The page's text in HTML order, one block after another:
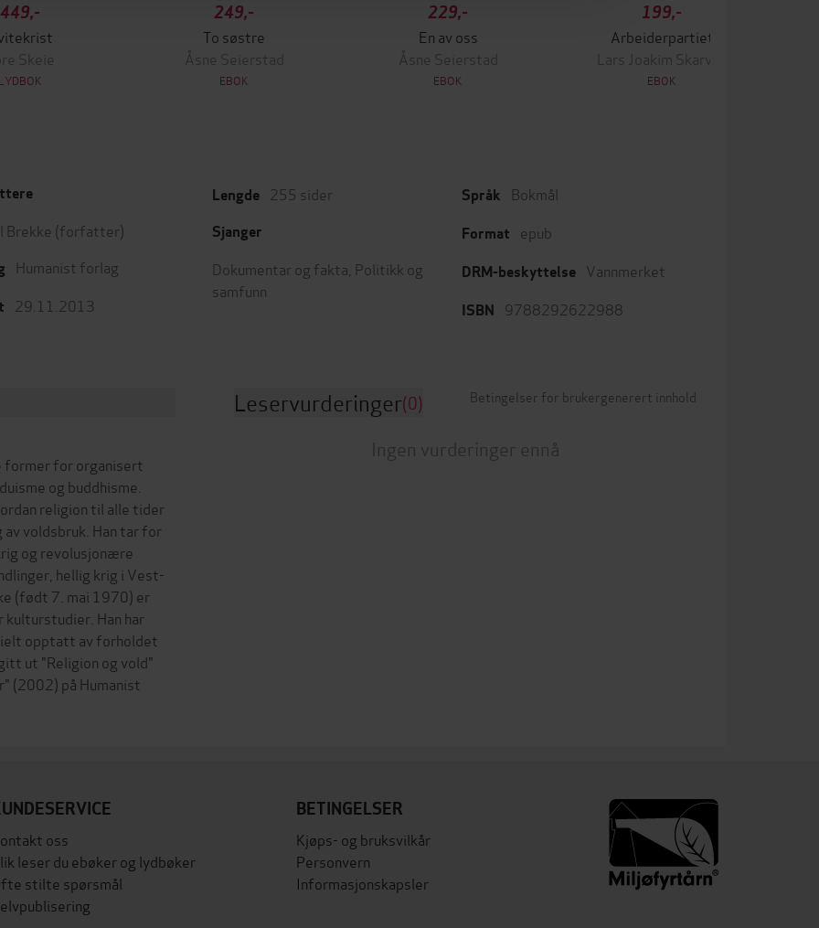
449,-
Skeie
LYDBOK
249,-
To søstre
Åsne Seierstad
EBOK
229,-
En av oss
Åsne Seierstad
EBOK
199,-
Arbeiderpartiet
Lars Joakim Skarvøy
EBOK
Brekke (forfatter)
Humanist forlag
29.11.2013
Lengde 255 sider
Sjanger
Dokumentar og fakta Politikk og
samfunn
Språk Bokmål
Format epub
DRM-beskyttelse Vannmerket
ISBN 9788292622988
former for organisert
og buddhisme.
religion til alle tider
voldsbruk. Han tar for
og revolusjonære
hellig krig i Vest-
(født 7. mai 1970) er
Han har
opptatt av forholdet
ut "Religion og vold"
(2002) på Humanist
Leservurderinger(0) Betingelser for brukergenerert innhold
Ingen vurderinger ennå
oss
leser du ebøker og lydbøker
stilte spørsmål
BETINGELSER
Kjøps- og bruksvilkår
Personvern
Informasjonskapsler